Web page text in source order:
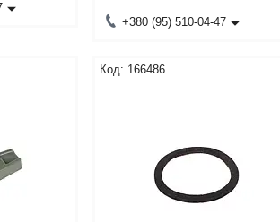
+380 (95) 510-04-47
166486